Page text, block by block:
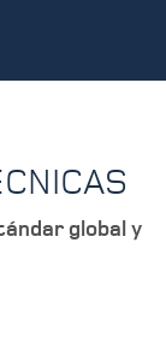
global y